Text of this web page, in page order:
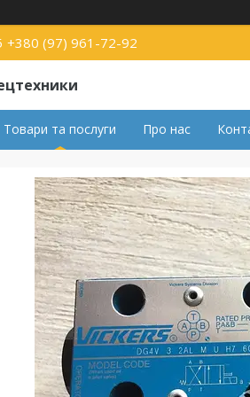
+380 (97) 961-72-92
Товари та послуги Про нас